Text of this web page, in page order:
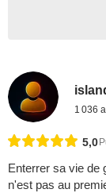
1 036
5,0
Enterrer sa vie de
n'est pas au